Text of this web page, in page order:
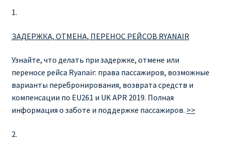
Ryanair Россия
RYANAIR ТЕЛЬ-АВИВ, ЭЙЛАТ, ИЗРАИЛЬ
1.
ЗАДЕРЖКА, ОТМЕНА, ПЕРЕНОС РЕЙСОВ RYANAIR
Узнайте, что делать при задержке, отмене или
переносе рейса Ryanair: права пассажиров, возможные
варианты перебронирования, возврата средств и
компенсации по EU261 и UK APR 2019. Полная
информация о заботе и поддержке пассажиров. >>
2.